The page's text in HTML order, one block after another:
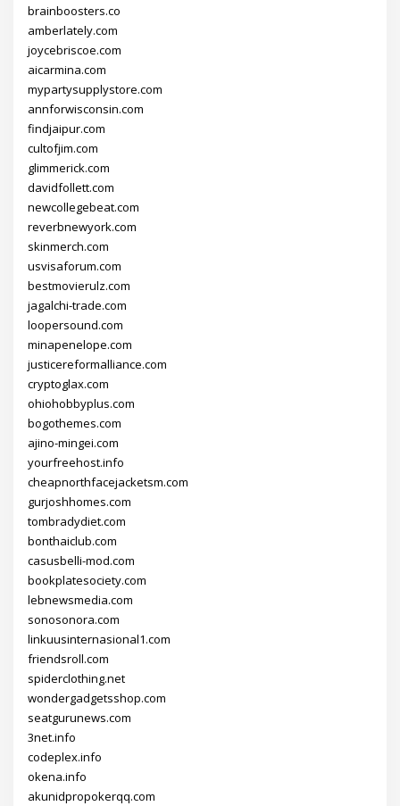
brainboosters.co
amberlately.com
joycebriscoe.com
aicarmina.com
mypartysupplystore.com
annforwisconsin.com
findjaipur.com
cultofjim.com
glimmerick.com
davidfollett.com
newcollegebeat.com
reverbnewyork.com
skinmerch.com
usvisaforum.com
bestmovierulz.com
jagalchi-trade.com
loopersound.com
minapenelope.com
justicereformalliance.com
cryptoglax.com
ohiohobbyplus.com
bogothemes.com
ajino-mingei.com
yourfreehost.info
cheapnorthfacejacketsm.com
gurjoshhomes.com
tombradydiet.com
bonthaiclub.com
casusbelli-mod.com
bookplatesociety.com
lebnewsmedia.com
sonosonora.com
linkuusinternasional1.com
friendsroll.com
spiderclothing.net
wondergadgetsshop.com
seatgurunews.com
3net.info
codeplex.info
okena.info
akunidpropokerqq.com